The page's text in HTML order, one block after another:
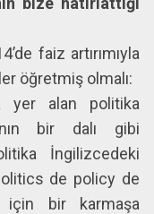
faiz artırımıyla
öğretmiş olmalı:
yer alan politika
bir dalı gibi
İngilizcedeki
de policy de
için bir karmaşa